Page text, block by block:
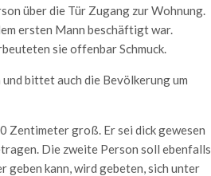
über die Tür Zugang zur Wohnung.
ersten Mann beschäftigt war.
sie offenbar Schmuck.
bittet auch die Bevölkerung um
Zentimeter groß. Er sei dick gewesen
Die zweite Person soll ebenfalls
geben kann, wird gebeten, sich unter